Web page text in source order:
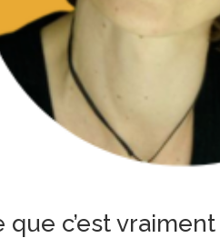
que c’est vraiment